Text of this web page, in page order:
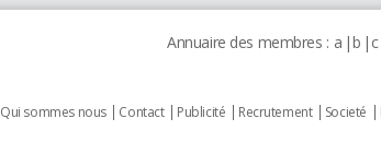
Annuaire des membres : a b c
Qui sommes nous Contact Publicité Recrutement Societé